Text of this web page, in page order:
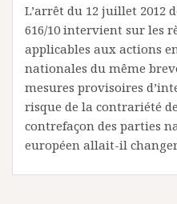
L’arrêt du 12 juillet 2012
616/10 intervient sur les
applicables aux actions
nationales du même
mesures provisoires
risque de la contrariété
contrefaçon des parties
européen allait-il